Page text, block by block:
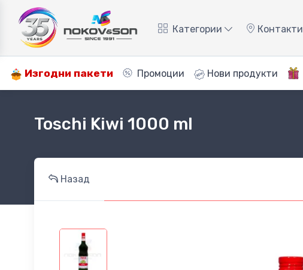
Категории Контакти
Изгодни пакети Промоции Нови продукти
Toschi Kiwi 1000 ml
Назад